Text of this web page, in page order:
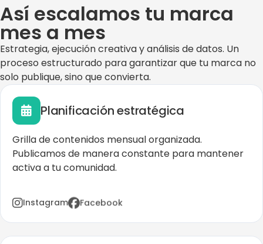
Así escalamos tu marca
mes a mes
Estrategia, ejecución creativa y análisis de datos. Un
proceso estructurado para garantizar que tu marca no
solo publique, sino que convierta.
Planificación estratégica
Grilla de contenidos mensual organizada.
Publicamos de manera constante para mantener
activa a tu comunidad.
Instagram Facebook